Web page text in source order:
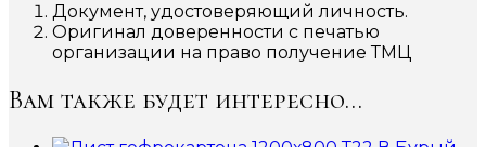
Документ, удостоверяющий личность.
Оригинал доверенности с печатью
организации на право получение ТМЦ
Вам также будет интересно…